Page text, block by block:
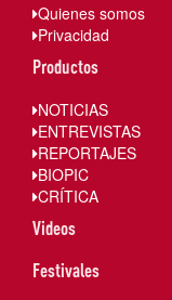
Quienes somos
Privacidad
Productos
NOTICIAS
ENTREVISTAS
REPORTAJES
BIOPIC
CRÍTICA
Videos
Festivales